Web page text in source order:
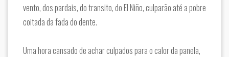
vento, dos pardais, do transito, do El Niño, culparão até a pobre
coitada da fada do dente.
Uma hora cansado de achar culpados para o calor da panela,